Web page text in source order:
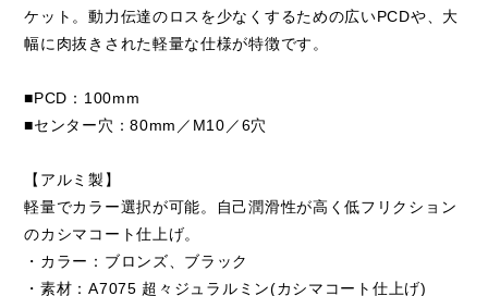
ケット。動力伝達のロスを少なくするための広いPCDや、大
幅に肉抜きされた軽量な仕様が特徴です。
■PCD：100mm
■センター穴：80mm／M10／6穴
【アルミ製】
軽量でカラー選択が可能。自己潤滑性が高く低フリクション
のカシマコート仕上げ。
・カラー：ブロンズ、ブラック
・素材：A7075 超々ジュラルミン(カシマコート仕上げ)